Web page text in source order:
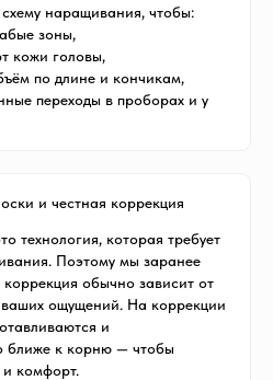
наращивания, чтобы:
зоны,
кожи головы,
по длине и кончикам,
переходы в проборах и у
и честная коррекция
технология, которая требует
Поэтому мы заранее
обычно зависит от
ощущений. На коррекции
и
ближе к корню — чтобы
и комфорт.